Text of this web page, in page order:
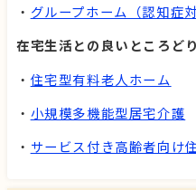
・ グループホーム（認知症
在宅生活との良いところど
・ 住宅型有料老人ホーム
・ 小規模多機能型居宅介護
・ サービス付き高齢者向け